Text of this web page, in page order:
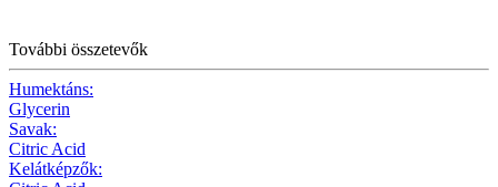
További összetevők
Humektáns:
Glycerin
Savak:
Citric Acid
Kelátképzők: